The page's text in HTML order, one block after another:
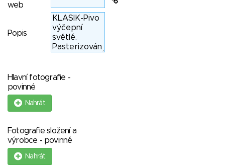
web
Popis
Hlavní fotografie -
povinné
Nahrát
Fotografie složení a
výrobce - povinné
Nahrát